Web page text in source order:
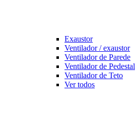
Exaustor
Ventilador / exaustor
Ventilador de Parede
Ventilador de Pedestal
Ventilador de Teto
Ver todos